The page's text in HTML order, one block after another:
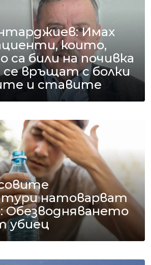
Имах
които,
са били на почивка
се връщат с болки
и ставите
натоварват
Обезводняването
убиец